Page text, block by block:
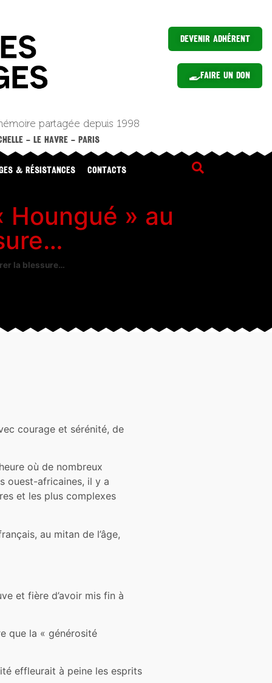
Devenir Adhérent
Faire un Don
partagée depuis 1998
– LE HAVRE – PARIS
& RÉSISTANCES CONTACTS
Houngué » au
la blessure…
courage et sérénité, de
où de nombreux
ouest-africaines, il y a
et les plus complexes
au mitan de l’âge,
et fière d’avoir mis fin à
que la « générosité
effleurait à peine les esprits